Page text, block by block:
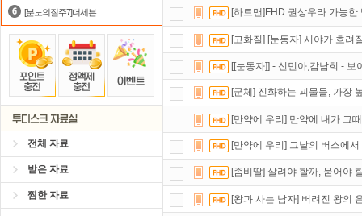
[분노의질주7]더세븐
전체 자료
받은 자료
찜한 자료
[하트맨]FHD 권상우라 가능한
[고화질] [눈동자] 시야가 흐려
[[눈동자]] - 신민아,감남희 -
[군체] 진화하는 괴물들, 가장
[만약에 우리] 만약에 내가 그
[만약에 우리] 그날의 버스에
[좀비딸] 살려야 할까, 묻어야
[왕과 사는 남자] 버려진 왕의